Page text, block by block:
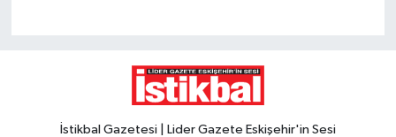
İstikbal Gazetesi | Lider Gazete Eskişehir'in Sesi